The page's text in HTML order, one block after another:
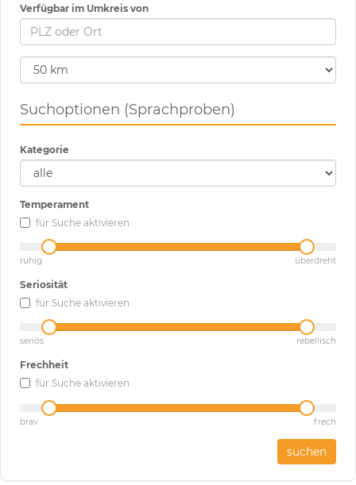
Verfügbar im Umkreis von
Suchoptionen (Sprachproben)
Kategorie
Temperament
für Suche aktivieren
ruhig überdreht
Seriosität
für Suche aktivieren
seriös rebellisch
Frechheit
für Suche aktivieren
brav frech
suchen